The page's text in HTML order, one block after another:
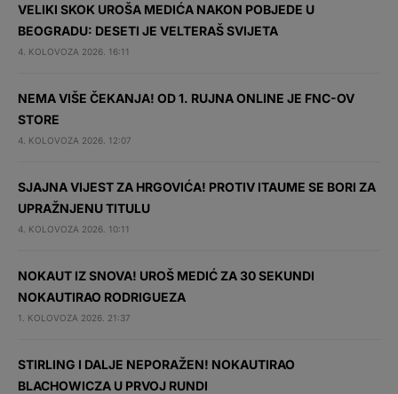
VELIKI SKOK UROŠA MEDIĆA NAKON POBJEDE U
BEOGRADU: DESETI JE VELTERAŠ SVIJETA
4. KOLOVOZA 2026. 16:11
NEMA VIŠE ČEKANJA! OD 1. RUJNA ONLINE JE FNC-OV
STORE
4. KOLOVOZA 2026. 12:07
SJAJNA VIJEST ZA HRGOVIĆA! PROTIV ITAUME SE BORI ZA
UPRAŽNJENU TITULU
4. KOLOVOZA 2026. 10:11
NOKAUT IZ SNOVA! UROŠ MEDIĆ ZA 30 SEKUNDI
NOKAUTIRAO RODRIGUEZA
1. KOLOVOZA 2026. 21:37
STIRLING I DALJE NEPORAŽEN! NOKAUTIRAO
BLACHOWICZA U PRVOJ RUNDI